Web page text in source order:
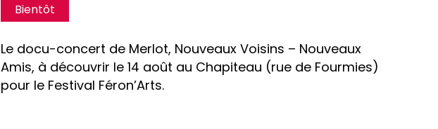
Bientôt
Le docu-concert de Merlot, Nouveaux Voisins – Nouveaux
Amis, à découvrir le 14 août au Chapiteau (rue de Fourmies)
pour le Festival Féron’Arts.